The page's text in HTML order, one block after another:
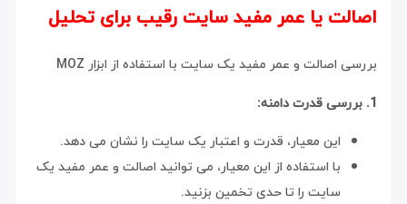
اصالت یا عمر مفید سایت رقیب برای تحلیل
بررسی اصالت و عمر مفید یک سایت با استفاده از ابزار MOZ
1. بررسی قدرت دامنه:
این معیار، قدرت و اعتبار یک سایت را نشان می دهد.
با استفاده از این معیار، می توانید اصالت و عمر مفید یک
سایت را تا حدی تخمین بزنید.